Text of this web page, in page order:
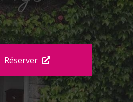
Réserver